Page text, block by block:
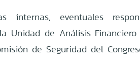
internas, eventuales
Unidad de Análisis
de Seguridad del